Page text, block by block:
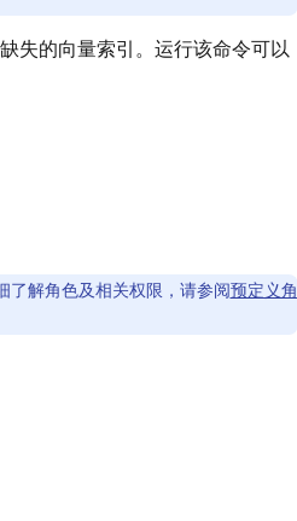
失的向量索引。运行该命令可以
了解角色及相关权限，请参阅预定义角